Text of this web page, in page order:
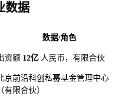
数据
数据/角色
资额 12亿 人民币，有限合伙
京前沿科创私募基金管理中心
（有限合伙）